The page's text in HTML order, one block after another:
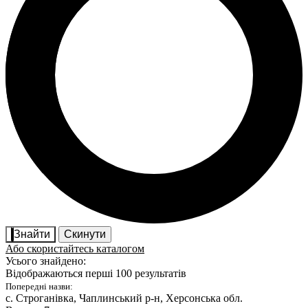
Знайти
Скинути
Або скористайтесь каталогом
Усього знайдено:
Відображаються перші 100 результатів
Попередні назви:
с. Строганівка, Чаплинський р-н, Херсонська обл.